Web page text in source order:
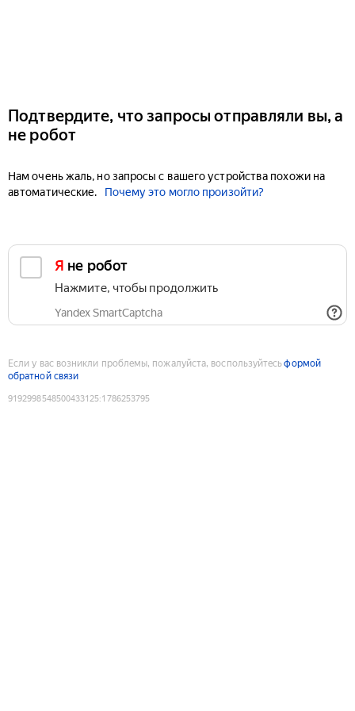
Подтвердите, что запросы отправляли вы, а
не робот
Нам очень жаль, но запросы с вашего устройства похожи на
автоматические.
Почему это могло произойти?
Я не робот
Нажмите, чтобы продолжить
Yandex SmartCaptcha
Если у вас возникли проблемы, пожалуйста, воспользуйтесьформой
обратной связи
9192998548500433125:1786253795